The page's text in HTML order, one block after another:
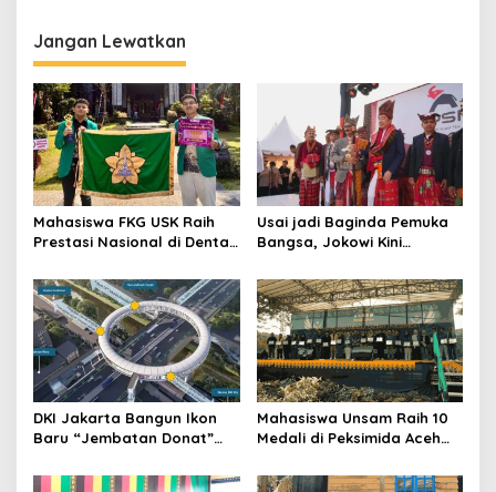
s
Jangan Lewatkan
Mahasiswa FKG USK Raih
Prestasi Nasional di Dental
Usai jadi Baginda Pemuka
Bangsa, Jokowi Kini
DKI Jakarta Bangun Ikon
Baru “Jembatan Donat”
Mahasiswa Unsam Raih 10
Medali di Peksimida Aceh